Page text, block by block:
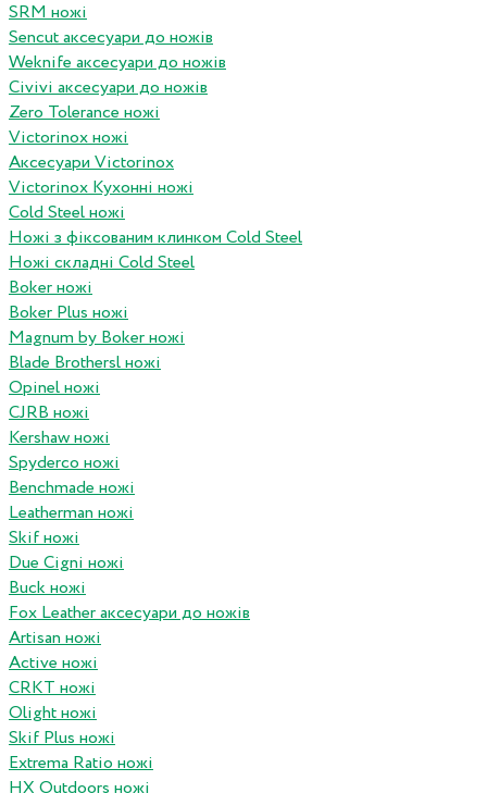
SRM ножі
Sencut аксесуари до ножів
Weknife аксесуари до ножів
Civivi аксесуари до ножів
Zero Tolerance ножі
Victorinox ножі
Аксесуари Victorinox
Victorinox Кухонні ножі
Cold Steel ножі
Ножі з фіксованим клинком Cold Steel
Ножі складні Cold Steel
Boker ножі
Boker Plus ножі
Magnum by Boker ножі
Blade Brothersl ножі
Opinel ножі
CJRB ножі
Kershaw ножі
Spyderco ножі
Benchmade ножі
Leatherman ножі
Skif ножі
Due Cigni ножі
Buck ножі
Fox Leather аксесуари до ножів
Artisan ножі
Active ножі
CRKT ножі
Olight ножі
Skif Plus ножі
Extrema Ratio ножі